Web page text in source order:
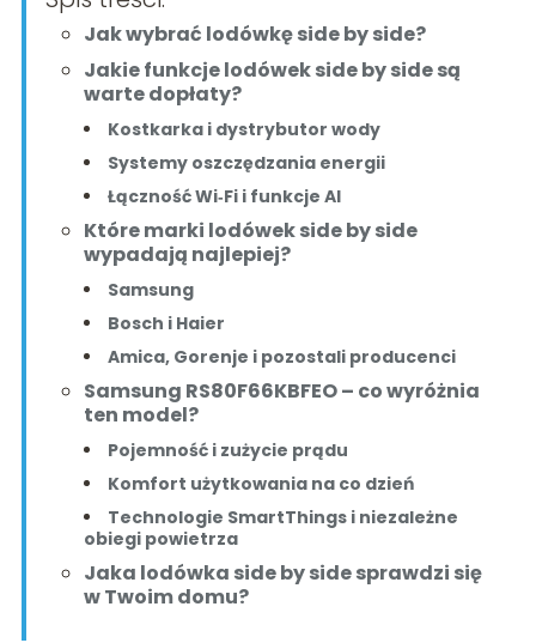
Jak wybrać lodówkę side by side?
Jakie funkcje lodówek side by side są
warte dopłaty?
Kostkarka i dystrybutor wody
Systemy oszczędzania energii
Łączność Wi‑Fi i funkcje AI
Które marki lodówek side by side
wypadają najlepiej?
Samsung
Bosch i Haier
Amica, Gorenje i pozostali producenci
Samsung RS80F66KBFEO – co wyróżnia
ten model?
Pojemność i zużycie prądu
Komfort użytkowania na co dzień
Technologie SmartThings i niezależne
obiegi powietrza
Jaka lodówka side by side sprawdzi się
w Twoim domu?